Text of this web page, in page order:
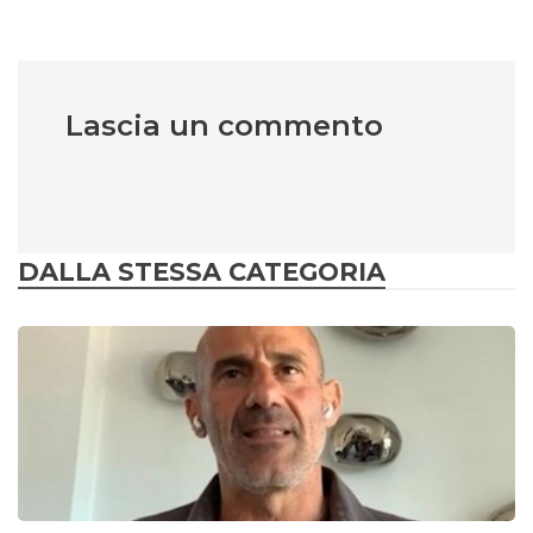
Lascia un commento
DALLA STESSA CATEGORIA